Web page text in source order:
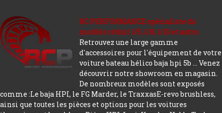
RC PERFORMANCE spécialiste du
modèle réduit 1/5, 1/8, 1/10 et autre.
Retrouvez une large gamme
d'accessoires pour l'équipement de votre
voiture bateau hélico baja hpi 5b ... Venez
découvrir notre showroom en magasin.
De nombreux modèles sont exposés
comme :Le baja HPI, le FG Marder, le TraxxasE-revo brushless,
ainsi que toutes les pièces et options pour les voitures